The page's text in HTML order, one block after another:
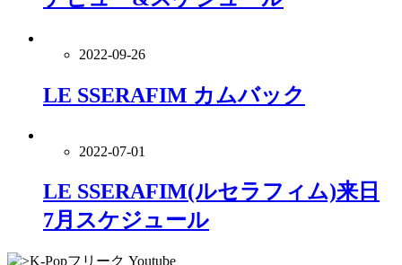
2022-09-26
LE SSERAFIM カムバック
2022-07-01
LE SSERAFIM(ルセラフィム)来日
7月スケジュール